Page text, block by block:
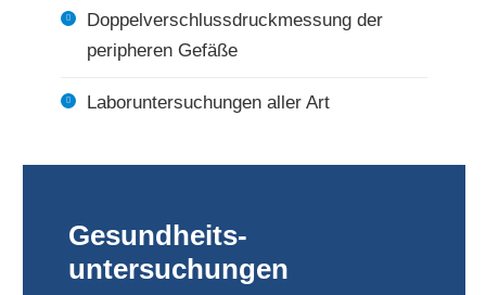
Doppelverschlussdruckmessung der
peripheren Gefäße
Laboruntersuchungen aller Art
Gesundheits­
untersuchungen